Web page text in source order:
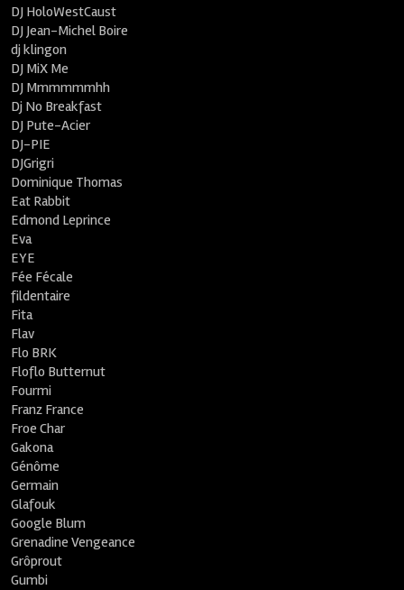
DJ HoloWestCaust
DJ Jean-Michel Boire
dj klingon
DJ MiX Me
DJ Mmmmmmhh
Dj No Breakfast
DJ Pute-Acier
DJ-PIE
DJGrigri
Dominique Thomas
Eat Rabbit
Edmond Leprince
Eva
EYE
Fée Fécale
fildentaire
Fita
Flav
Flo BRK
Floflo Butternut
Fourmi
Franz France
Froe Char
Gakona
Génôme
Germain
Glafouk
Google Blum
Grenadine Vengeance
Grôprout
Gumbi